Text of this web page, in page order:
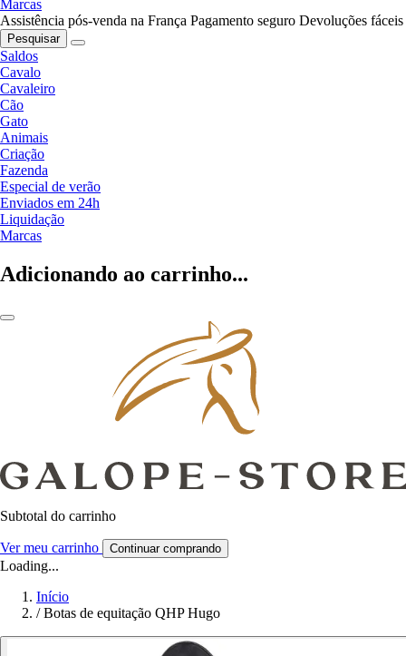
Marcas
Assistência pós-venda na França Pagamento seguro Devoluções fáceis
Pesquisar
Saldos
Cavalo
Cavaleiro
Cão
Gato
Animais
Criação
Fazenda
Especial de verão
Enviados em 24h
Liquidação
Marcas
Adicionando ao carrinho...
Subtotal do carrinho
Ver meu carrinho Continuar comprando
Loading...
Início
/ Botas de equitação QHP Hugo